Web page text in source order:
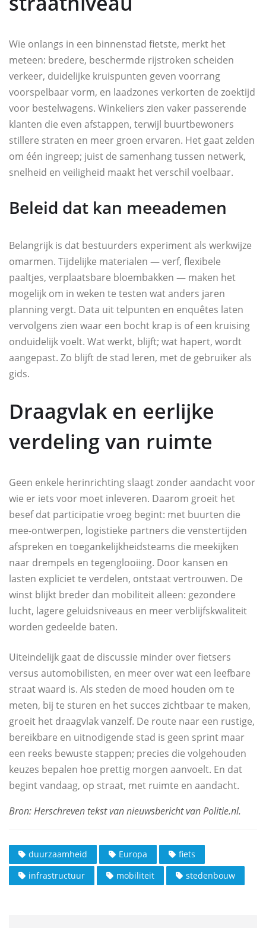
Wie onlangs in een binnenstad fietste, merkt het
meteen: bredere, beschermde rijstroken scheiden
verkeer, duidelijke kruispunten geven voorrang
voorspelbaar vorm, en laadzones verkorten de zoektijd
voor bestelwagens. Winkeliers zien vaker passerende
klanten die even afstappen, terwijl buurtbewoners
stillere straten en meer groen ervaren. Het gaat zelden
om één ingreep; juist de samenhang tussen netwerk,
snelheid en veiligheid maakt het verschil voelbaar.
Beleid dat kan meeademen
Belangrijk is dat bestuurders experiment als werkwijze
omarmen. Tijdelijke materialen — verf, flexibele
paaltjes, verplaatsbare bloembakken — maken het
mogelijk om in weken te testen wat anders jaren
planning vergt. Data uit telpunten en enquêtes laten
vervolgens zien waar een bocht krap is of een kruising
onduidelijk voelt. Wat werkt, blijft; wat hapert, wordt
aangepast. Zo blijft de stad leren, met de gebruiker als
gids.
Draagvlak en eerlijke
verdeling van ruimte
Geen enkele herinrichting slaagt zonder aandacht voor
wie er iets voor moet inleveren. Daarom groeit het
besef dat participatie vroeg begint: met buurten die
mee-ontwerpen, logistieke partners die venstertijden
afspreken en toegankelijkheidsteams die meekijken
naar drempels en tegenglooiing. Door kansen en
lasten expliciet te verdelen, ontstaat vertrouwen. De
winst blijkt breder dan mobiliteit alleen: gezondere
lucht, lagere geluidsniveaus en meer verblijfskwaliteit
worden gedeelde baten.
Uiteindelijk gaat de discussie minder over fietsers
versus automobilisten, en meer over wat een leefbare
straat waard is. Als steden de moed houden om te
meten, bij te sturen en het succes zichtbaar te maken,
groeit het draagvlak vanzelf. De route naar een rustige,
bereikbare en uitnodigende stad is geen sprint maar
een reeks bewuste stappen; precies die volgehouden
keuzes bepalen hoe prettig morgen aanvoelt. En dat
begint vandaag, op straat, met ruimte en aandacht.
duurzaamheid Europa
fiets
infrastructuur
mobiliteit stedenbouw